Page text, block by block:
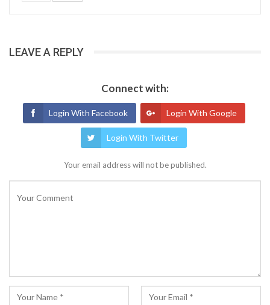
LEAVE A REPLY
Connect with:
Login With Facebook Login With Google
Login With Twitter
Your email address will not be published.